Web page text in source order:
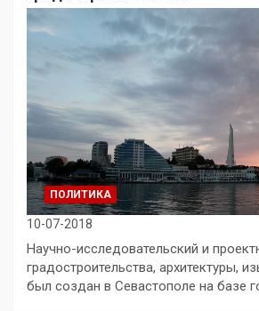
ПОЛИТИКА
10-07-2018
Научно-исследовательский и
градостроительства, архитектуры,
был создан в Севастополе на базе